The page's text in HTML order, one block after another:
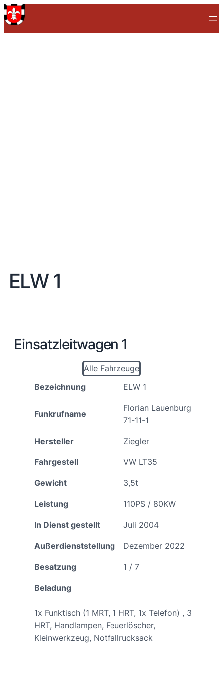
ELW 1
Einsatzleitwagen 1
Alle Fahrzeuge
Bezeichnung
ELW 1
Funkrufname
Florian Lauenburg
71-11-1
Hersteller Ziegler
Fahrgestell VW LT35
Gewicht 3,5t
Leistung 110PS / 80KW
In Dienst gestellt Juli 2004
Außerdienststellung Dezember 2022
Besatzung 1 / 7
Beladung
1x Funktisch (1 MRT, 1 HRT, 1x Telefon) , 3
HRT, Handlampen, Feuerlöscher,
Kleinwerkzeug, Notfallrucksack